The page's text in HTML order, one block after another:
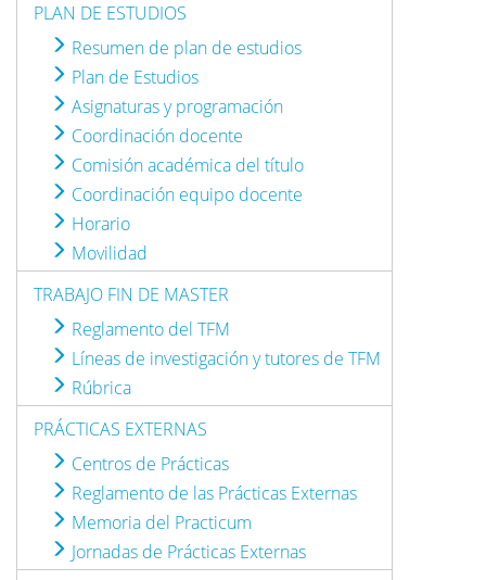
PLAN DE ESTUDIOS
Resumen de plan de estudios
Plan de Estudios
Asignaturas y programación
Coordinación docente
Comisión académica del título
Coordinación equipo docente
Horario
Movilidad
TRABAJO FIN DE MASTER
Reglamento del TFM
Líneas de investigación y tutores de TFM
Rúbrica
PRÁCTICAS EXTERNAS
Centros de Prácticas
Reglamento de las Prácticas Externas
Memoria del Practicum
Jornadas de Prácticas Externas